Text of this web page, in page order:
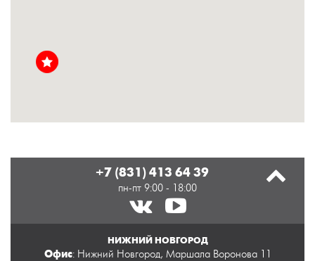
+7 (831) 413 64 39
пн-пт 9:00 - 18:00
НИЖНИЙ НОВГОРОД
Офис: Нижний Новгород, Маршала Воронова 11